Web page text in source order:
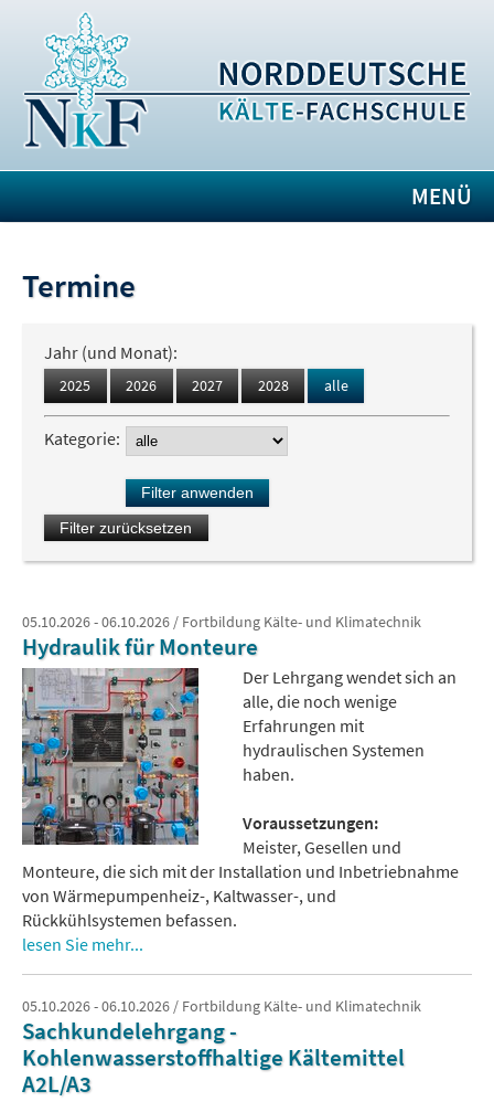
MENÜ
Termine
Jahr (und Monat):
2025 2026 2027 2028 alle
Kategorie:
05.10.2026 - 06.10.2026 / Fortbildung Kälte- und Klimatechnik
Hydraulik für Monteure
Der Lehrgang wendet sich an
alle, die noch wenige
Erfahrungen mit
hydraulischen Systemen
haben.
Voraussetzungen:
Meister, Gesellen und
Monteure, die sich mit der Installation und Inbetriebnahme
von Wärmepumpenheiz-, Kaltwasser-, und
Rückkühlsystemen befassen.
lesen Sie mehr...
05.10.2026 - 06.10.2026 / Fortbildung Kälte- und Klimatechnik
Sachkundelehrgang -
Kohlenwasserstoffhaltige Kältemittel
A2L/A3